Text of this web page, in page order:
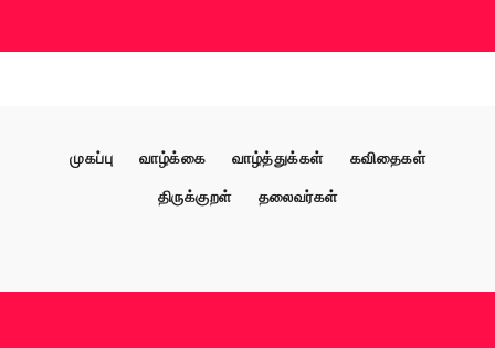
முகப்பு வாழ்க்கை வாழ்த்துக்கள்
கவிதைகள்
திருக்குறள்
தலைவர்கள்